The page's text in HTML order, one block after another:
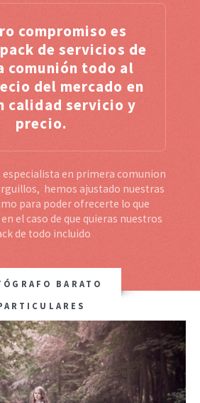
compromiso es
de servicios de
comunión todo al
del mercado en
calidad servicio y
precio.
en primera comunion
hemos ajustado nuestras
para poder ofrecerte lo que
el caso de que quieras nuestros
de todo incluido
BARATO